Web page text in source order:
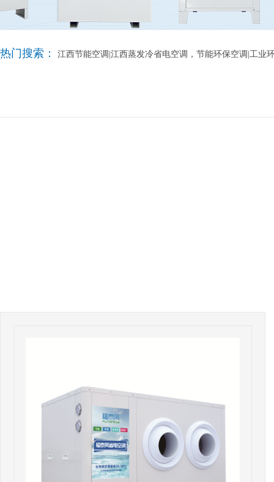
热门搜索： 江西节能空调|江西蒸发冷省电空调，节能环保空调|工业